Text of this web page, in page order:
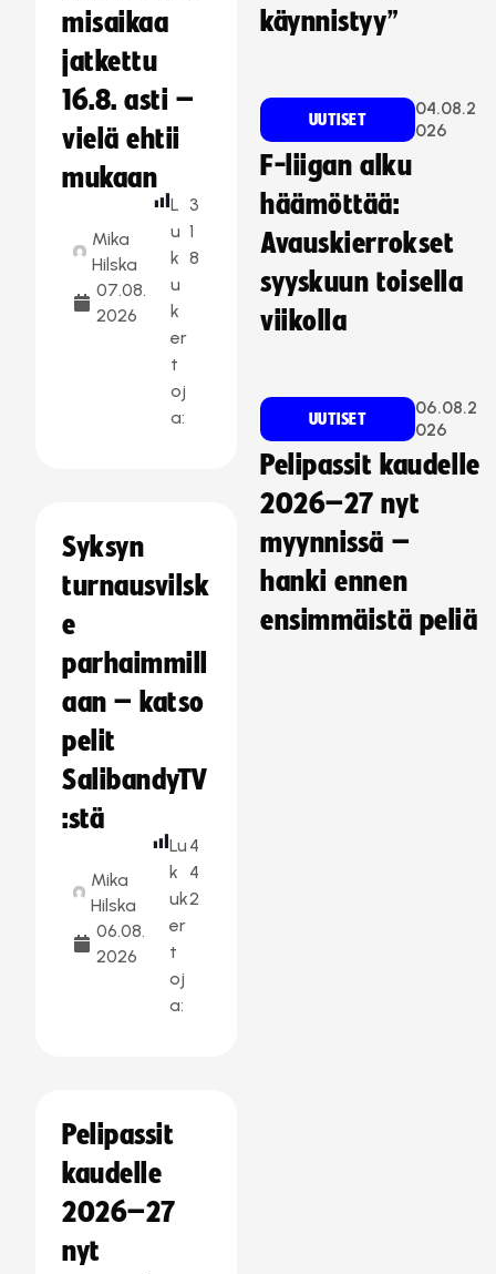
misaikaa
jatkettu
16.8. asti –
vielä ehtii
mukaan
Mika
Hilska
07.08.
2026
L
u
k
u
k
er
t
oj
a:
3
1
8
Syksyn
turnausvilsk
e
parhaimmill
aan – katso
pelit
SalibandyTV
:stä
Mika
Hilska
06.08.
2026
Lu
k
uk
er
t
oj
a:
4
4
2
Pelipassit
kaudelle
2026–27
nyt
käynnistyy”
UUTISET
04.08.2
026
F-liigan alku
häämöttää:
Avauskierrokset
syyskuun toisella
viikolla
UUTISET
06.08.2
026
Pelipassit kaudelle
2026–27 nyt
myynnissä –
hanki ennen
ensimmäistä peliä